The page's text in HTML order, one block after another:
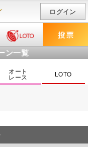
ログイン
ン一覧
オート
レース LOTO